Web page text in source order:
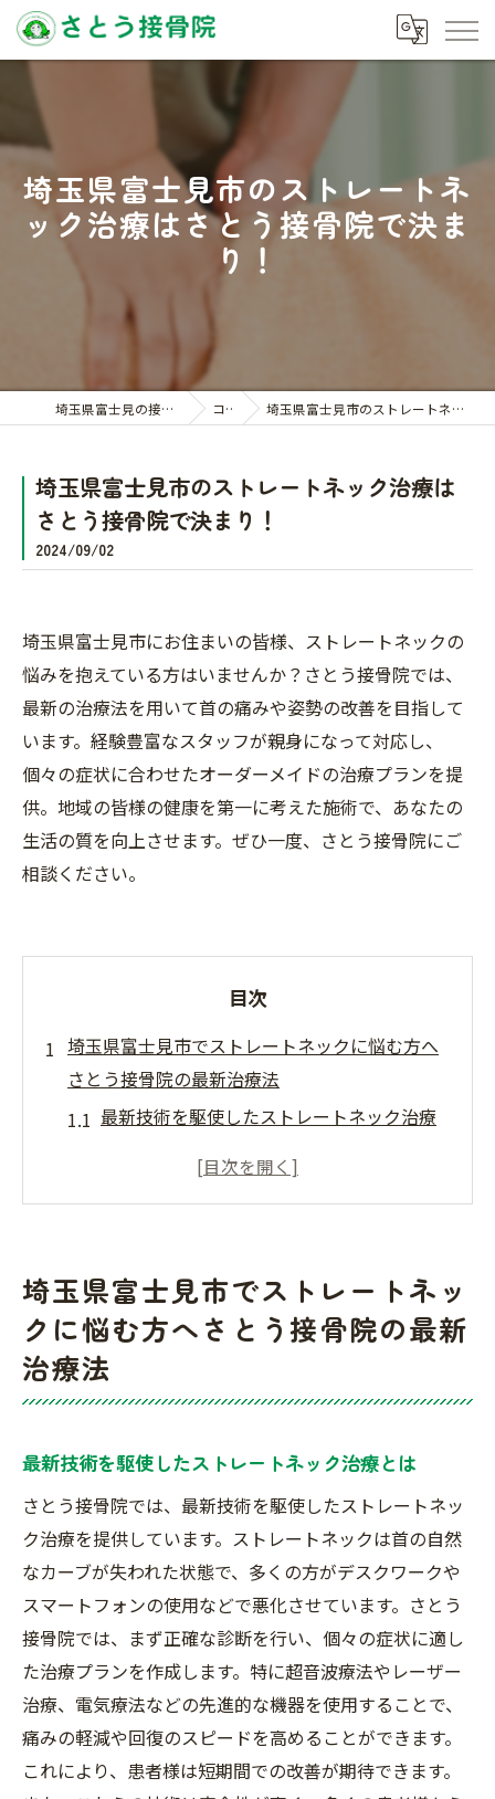
埼玉県富士見市のストレートネ
ック治療はさとう接骨院で決ま
り！
埼玉県富士見の接骨院ならさとう接骨院 コラム 埼玉県富士見市のストレートネック治療はさとう接骨院で決まり！
埼玉県富士見市のストレートネック治療は
さとう接骨院で決まり！
2024/09/02
埼玉県富士見市にお住まいの皆様、ストレートネックの
悩みを抱えている方はいませんか？さとう接骨院では、
最新の治療法を用いて首の痛みや姿勢の改善を目指して
います。経験豊富なスタッフが親身になって対応し、
個々の症状に合わせたオーダーメイドの治療プランを提
供。地域の皆様の健康を第一に考えた施術で、あなたの
生活の質を向上させます。ぜひ一度、さとう接骨院にご
相談ください。
目次
埼玉県富士見市でストレートネックに悩む方へ
さとう接骨院の最新治療法
最新技術を駆使したストレートネック治療
さとう接骨院の専門スタッフによる治療プ
治療
さとう接骨院での治療前後のケアサポート
ストレートネック治療における最新機器の
紹介
な立地
専門家が教えるさとう接骨院のストレートネッ
ク解消法
ストレートネックに効くエクササイズの紹
介
デスクワークやスマホ利用者必見の改善方
法
姿勢改善のための生活習慣アドバイス
さとう接骨院での治療と家庭でできるケア
埼玉県富士見市でストレートネッ
クに悩む方へさとう接骨院の最新
治療法
最新技術を駆使したストレートネック治療とは
さとう接骨院では、最新技術を駆使したストレートネッ
ク治療を提供しています。ストレートネックは首の自然
なカーブが失われた状態で、多くの方がデスクワークや
スマートフォンの使用などで悪化させています。さとう
接骨院では、まず正確な診断を行い、個々の症状に適し
た治療プランを作成します。特に超音波療法やレーザー
治療、電気療法などの先進的な機器を使用することで、
痛みの軽減や回復のスピードを高めることができます。
これにより、患者様は短期間での改善が期待できます。